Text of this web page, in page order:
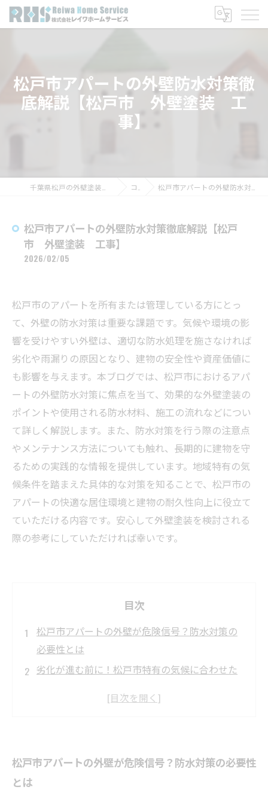
松戸市アパートの外壁防水対策徹
底解説【松戸市 外壁塗装 工
事】
コラム 松戸市アパートの外壁防水対策徹底解説【松戸市 外壁塗装 工事】
松戸市アパートの外壁防水対策徹底解説【松戸
市 外壁塗装 工事】
2026/02/05
松戸市のアパートを所有または管理している方にとっ
て、外壁の防水対策は重要な課題です。気候や環境の影
響を受けやすい外壁は、適切な防水処理を施さなければ
劣化や雨漏りの原因となり、建物の安全性や資産価値に
も影響を与えます。本ブログでは、松戸市におけるアパ
ートの外壁防水対策に焦点を当て、効果的な外壁塗装の
ポイントや使用される防水材料、施工の流れなどについ
て詳しく解説します。また、防水対策を行う際の注意点
やメンテナンス方法についても触れ、長期的に建物を守
るための実践的な情報を提供しています。地域特有の気
候条件を踏まえた具体的な対策を知ることで、松戸市の
アパートの快適な居住環境と建物の耐久性向上に役立て
ていただける内容です。安心して外壁塗装を検討される
際の参考にしていただければ幸いです。
目次
松戸市アパートの外壁が危険信号？防水対策の
必要性とは
劣化が進む前に！松戸市特有の気候に合わせた
専門家が教える！松戸市アパートの効果的な外
の外壁防水管理法
松戸市アパートの外壁が危険信号？防水対策の必要性
とは